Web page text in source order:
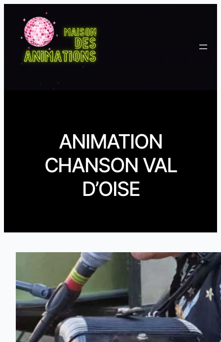
ANIMATION
CHANSON VAL
D’OISE